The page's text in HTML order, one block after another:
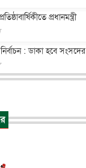
প্রধানমন্ত্রী
নির্বাচন : ডাকা হবে
সঙ্গে সাক্ষাতে খুদে
তুরস্কের সঙ্গে প্রতিরক্ষা
গ্রুমিং কেলেঙ্কারি :